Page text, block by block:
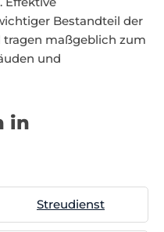
Bestandteil der
maßgeblich zum
und
in
Streudienst